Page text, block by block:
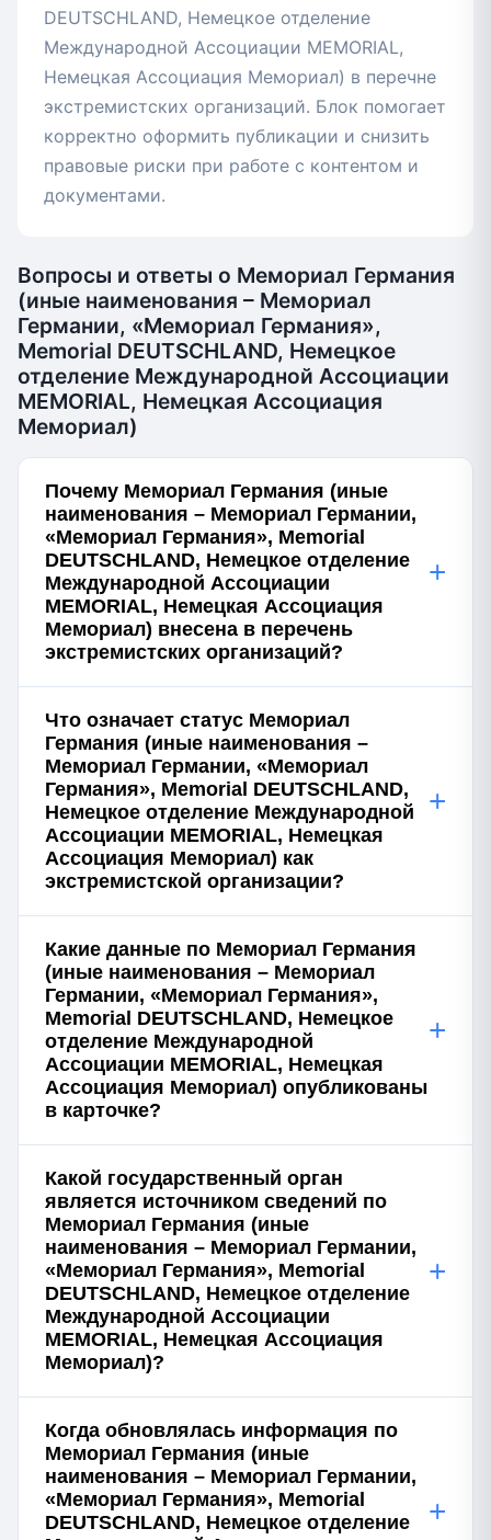
DEUTSCHLAND, Немецкое отделение
Международной Ассоциации MEMORIAL,
Немецкая Ассоциация Мемориал) в перечне
экстремистских организаций. Блок помогает
корректно оформить публикации и снизить
правовые риски при работе с контентом и
документами.
Вопросы и ответы о Мемориал Германия
(иные наименования – Мемориал
Германии, «Мемориал Германия»,
Memorial DEUTSCHLAND, Немецкое
отделение Международной Ассоциации
MEMORIAL, Немецкая Ассоциация
Мемориал)
Почему Мемориал Германия (иные
наименования – Мемориал Германии,
«Мемориал Германия», Memorial
DEUTSCHLAND, Немецкое отделение
Международной Ассоциации
MEMORIAL, Немецкая Ассоциация
Мемориал) внесена в перечень
экстремистских организаций?
+
Что означает статус Мемориал
Германия (иные наименования –
Мемориал Германии, «Мемориал
Германия», Memorial DEUTSCHLAND,
Немецкое отделение Международной
Ассоциации MEMORIAL, Немецкая
Ассоциация Мемориал) как
экстремистской организации?
+
Какие данные по Мемориал Германия
(иные наименования – Мемориал
Германии, «Мемориал Германия»,
Memorial DEUTSCHLAND, Немецкое
отделение Международной
Ассоциации MEMORIAL, Немецкая
Ассоциация Мемориал) опубликованы
в карточке?
+
Какой государственный орган
является источником сведений по
Мемориал Германия (иные
наименования – Мемориал Германии,
«Мемориал Германия», Memorial
DEUTSCHLAND, Немецкое отделение
Международной Ассоциации
MEMORIAL, Немецкая Ассоциация
Мемориал)?
+
Когда обновлялась информация по
Мемориал Германия (иные
наименования – Мемориал Германии,
«Мемориал Германия», Memorial
DEUTSCHLAND, Немецкое отделение
+